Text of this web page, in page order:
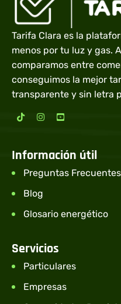
Tarifa Clara es la
menos por tu luz y gas.
comparamos entre
conseguimos la mejor
transparente y sin letra
Información útil
Preguntas Frecuentes
Blog
Glosario energético
Servicios
Particulares
Empresas